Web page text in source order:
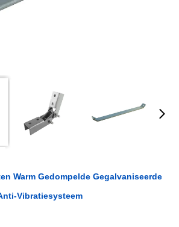
Warm Gedompelde Gegalvaniseerde
Vibratiesysteem